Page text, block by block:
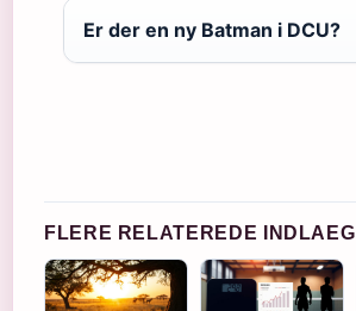
Er der en ny Batman i DCU?
FLERE RELATEREDE INDLAEG